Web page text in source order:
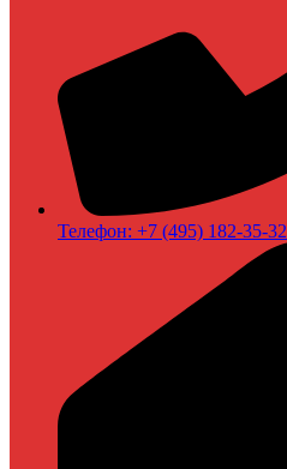
Телефон: +7 (495) 182-35-32